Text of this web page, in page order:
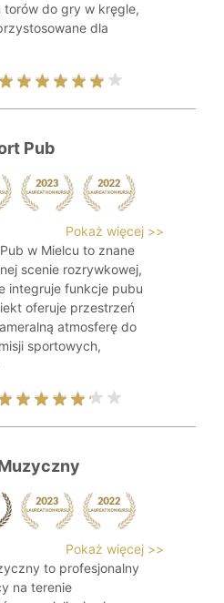
torów do gry w kręgle,
dla
Pub
Pokaż więcej >>
w Mielcu to znane
scenie rozrywkowej,
integruje funkcje pubu
oferuje przestrzeń
atmosferę do
sportowych,
Pokaż więcej >>
to profesjonalny
na terenie